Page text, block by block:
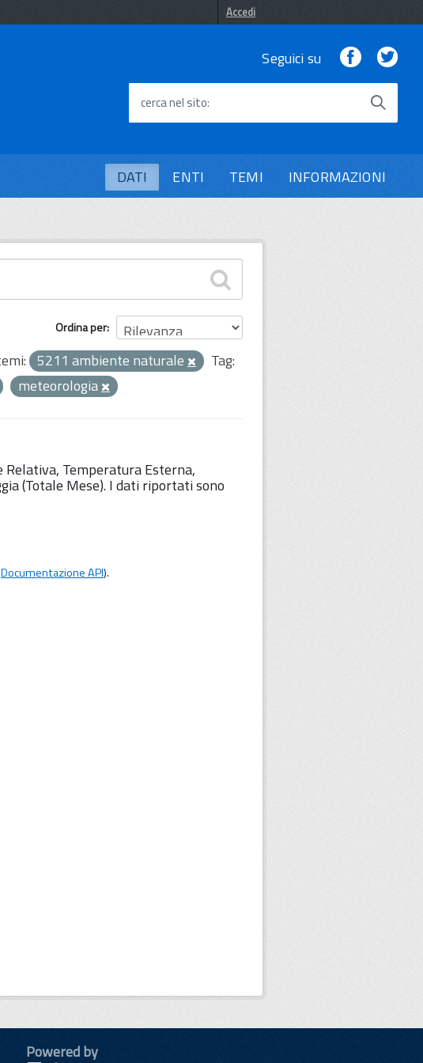
Accedi
Seguici su Facebook
cerca nel sito
DATI ENTI TEMI INFORMAZIONI
Ordina per
5211 ambiente naturale
Tag:
meteorologia
Temperatura Esterna,
(Totale Mese). I dati riportati sono
Documentazione API).
Powered by